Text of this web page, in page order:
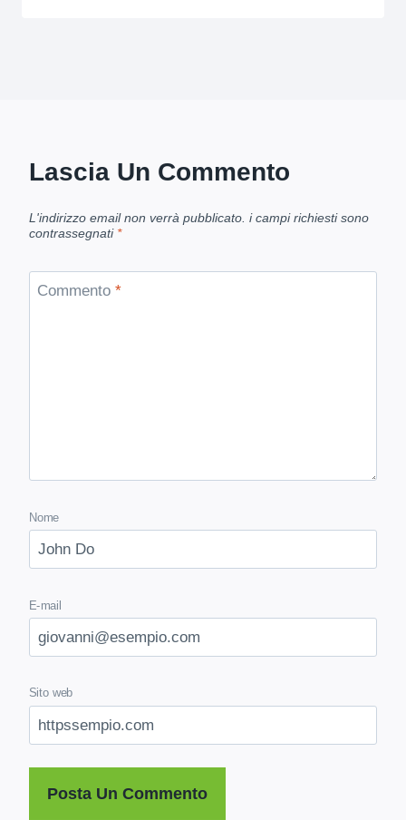
Lascia Un Commento
L'indirizzo email non verrà pubblicato. i campi richiesti sono
contrassegnati *
Commento *
Nome
E-mail
Sito web